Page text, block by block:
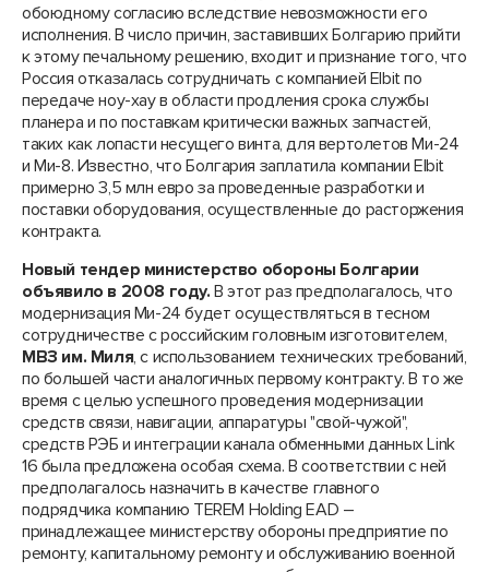
обоюдному согласию вследствие невозможности его
исполнения. В число причин, заставивших Болгарию прийти
к этому печальному решению, входит и признание того, что
Россия отказалась сотрудничать с компанией Elbit по
передаче ноу-хау в области продления срока службы
планера и по поставкам критически важных запчастей,
таких как лопасти несущего винта, для вертолетов Ми-24
и Ми-8. Известно, что Болгария заплатила компании Elbit
примерно 3,5 млн евро за проведенные разработки и
поставки оборудования, осуществленные до расторжения
контракта.
Новый тендер министерство обороны Болгарии
объявило в 2008 году. В этот раз предполагалось, что
модернизация Ми-24 будет осуществляться в тесном
сотрудничестве с российским головным изготовителем,
МВЗ им. Миля, с использованием технических требований,
по большей части аналогичных первому контракту. В то же
время с целью успешного проведения модернизации
средств связи, навигации, аппаратуры "свой-чужой",
средств РЭБ и интеграции канала обменными данных Link
16 была предложена особая схема. В соответствии с ней
предполагалось назначить в качестве главного
подрядчика компанию TEREM Holding EAD –
принадлежащее министерству обороны предприятие по
ремонту, капитальному ремонту и обслуживанию военной